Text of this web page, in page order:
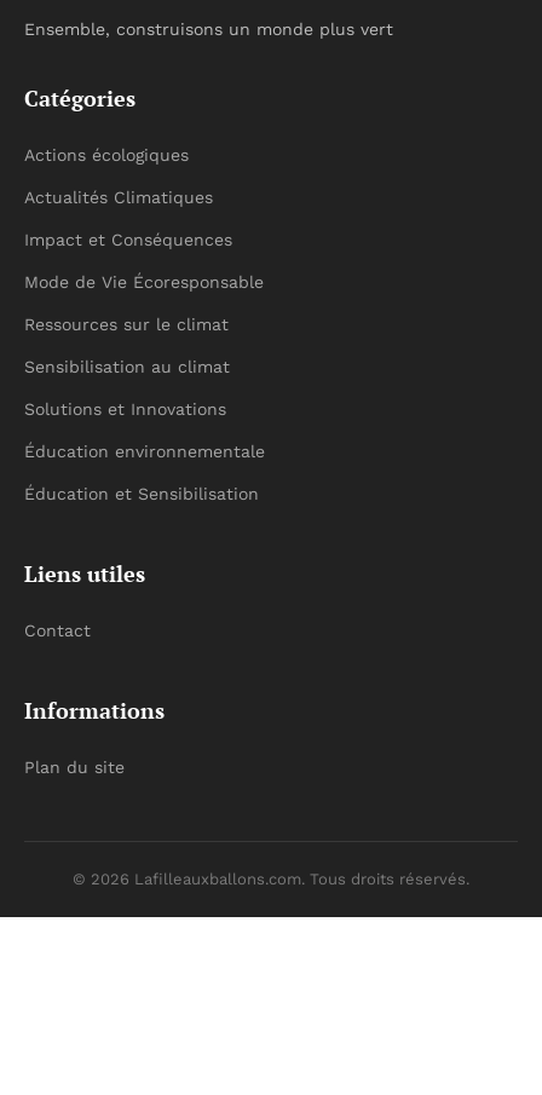
Ensemble, construisons un monde plus vert
Catégories
Actions écologiques
Actualités Climatiques
Impact et Conséquences
Mode de Vie Écoresponsable
Ressources sur le climat
Sensibilisation au climat
Solutions et Innovations
Éducation environnementale
Éducation et Sensibilisation
Liens utiles
Contact
Informations
Plan du site
© 2026 Lafilleauxballons.com. Tous droits réservés.